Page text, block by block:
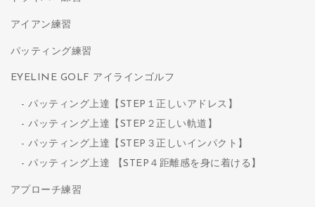
アイアン練習
パッティング練習
EYELINE GOLF アイラインゴルフ
パッティング上達【STEP１正しいアドレス】
パッティング上達【STEP２正しい軌道】
パッティング上達【STEP３正しいインパクト】
パッティング上達 【STEP４距離感を身に着ける】
アプローチ練習